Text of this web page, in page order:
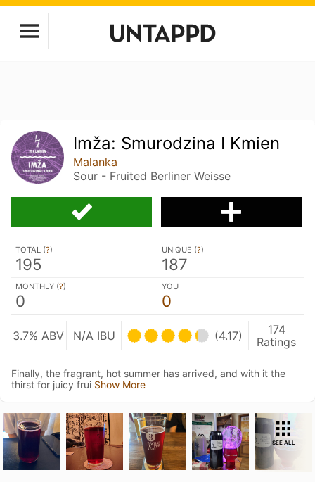
Imža: Smurodzina I Kmien
Malanka
Sour - Fruited Berliner Weisse
TOTAL (?)
195
UNIQUE (?)
187
MONTHLY (?)
0
YOU
0
3.7% ABV N/A IBU (4.17)
174
Ratings
Finally, the fragrant, hot summer has arrived, and with it the
thirst for juicy frui Show More
SEE ALL